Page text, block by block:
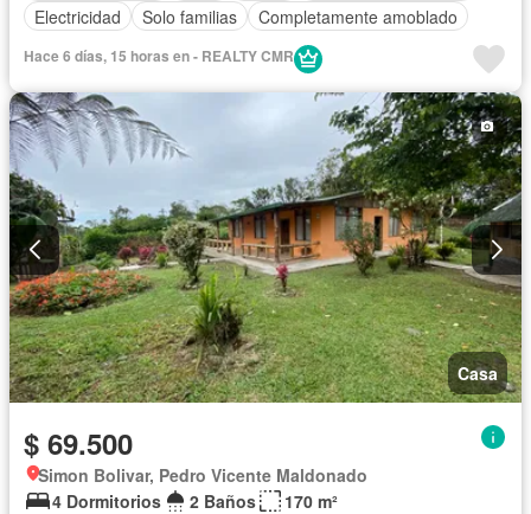
Electricidad
Solo familias Completamente amoblado
Hace 6 días, 15 horas en - REALTY CMR
Casa
$ 69.500
Simon Bolivar, Pedro Vicente Maldonado
4 Dormitorios
2 Baños
170 m²